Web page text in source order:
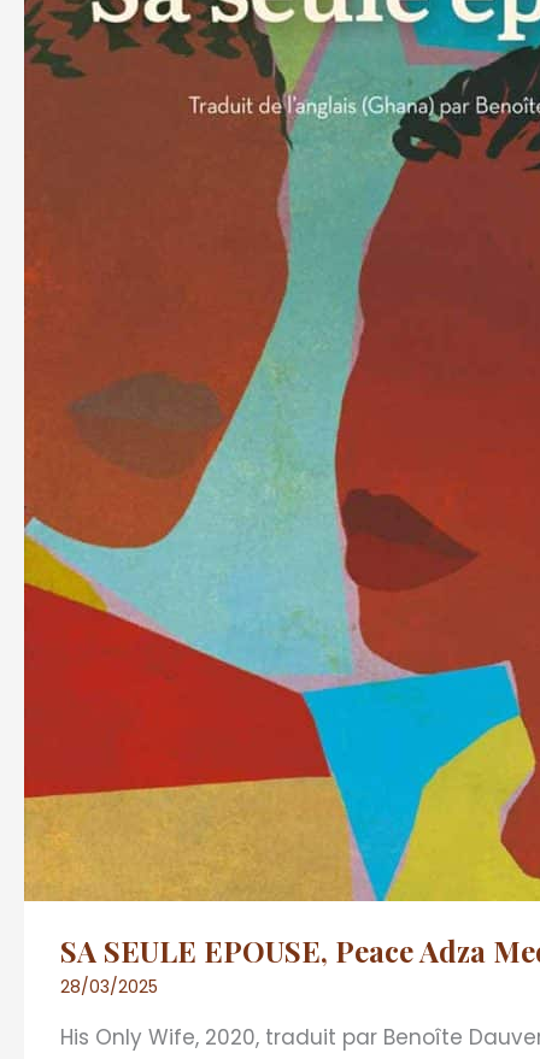
SA SEULE EPOUSE, Peace Adza
28/03/2025
His Only Wife, 2020, traduit par Benoîte